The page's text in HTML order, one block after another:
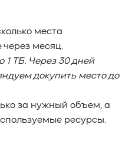
места
месяц.
1 ТБ. Через 30 дней
докупить место до
за нужный объем, а
ресурсы.